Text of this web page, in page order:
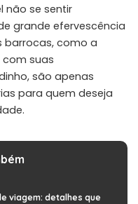
não se sentir
grande efervescência
barrocas, como a
com suas
são apenas
para quem deseja
viagem: detalhes que